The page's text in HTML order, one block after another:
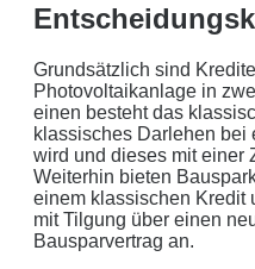
Mit dem Absenden erklären Sie
einverstanden. Wir geben Ihre
Zustimmung an Dritte weiter. Wir
Werbezwecken in Form von
Werbeformaten.
REGIONAL.
Grundsätzlich sind
Photovoltaikanlage in
einen besteht das
klassisches Darlehen bei
wird und dieses mit einer
Weiterhin bieten
einem klassischen Kredit
mit Tilgung über einen
Bausparvertrag an.